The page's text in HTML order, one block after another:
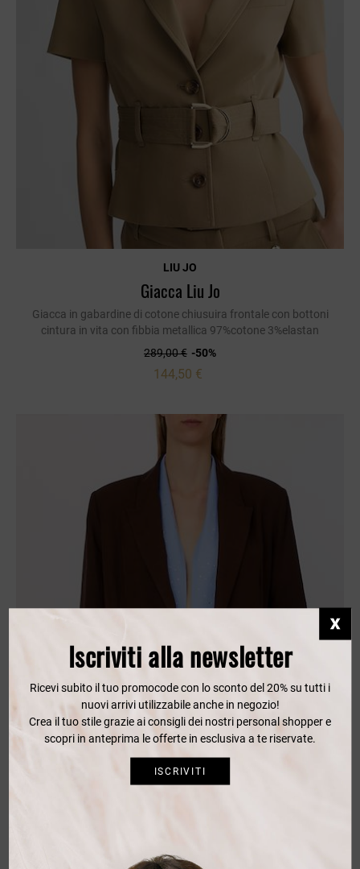
LIU JO
Giacca Liu Jo
Giacca in gabardine di cotone chiusuira frontale con bottoni
cintura in vita con fibbia metallica 97%cotone 3%elastan
289,00 € -50%
144,50 €
Iscriviti alla newsletter
Ricevi subito il tuo promocode con lo sconto del 20% su tutti i
nuovi arrivi utilizzabile anche in negozio!
Crea il tuo stile grazie ai consigli dei nostri personal shopper e
scopri in anteprima le offerte in esclusiva a te riservate.
ISCRIVITI